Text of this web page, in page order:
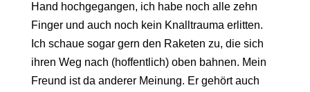
Hand hochgegangen, ich habe noch alle zehn
Finger und auch noch kein Knalltrauma erlitten.
Ich schaue sogar gern den Raketen zu, die sich
ihren Weg nach (hoffentlich) oben bahnen. Mein
Freund ist da anderer Meinung. Er gehört auch